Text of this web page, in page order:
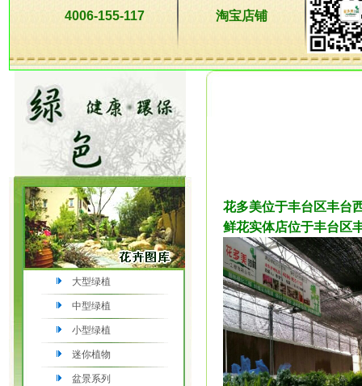
4006-155-117 淘宝店铺
大型绿植
中型绿植
小型绿植
迷你植物
盆景系列
花多美位于丰台区丰台
鲜花实体店位于丰台区